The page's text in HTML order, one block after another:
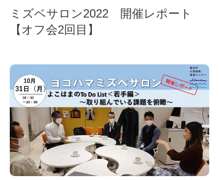
ミズベサロン2022 開催レポート
【オフ会2回目】